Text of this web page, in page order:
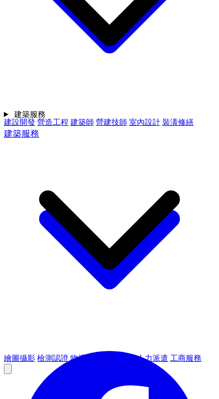
建設開發 營造工程 建築師 營建技師 室內設計 裝潢修繕
建築服務
繪圖攝影 檢測認證 物流倉儲 人力派遣 工商服務
建築服務